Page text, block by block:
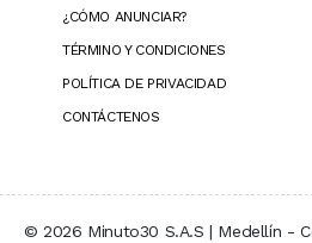
¿CÓMO ANUNCIAR?
TÉRMINO Y CONDICIONES
POLÍTICA DE PRIVACIDAD
CONTÁCTENOS
© 2026 Minuto30 S.A.S | Medellín -